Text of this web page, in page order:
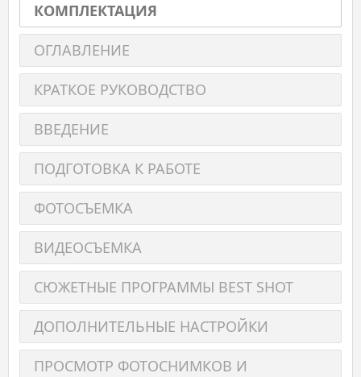
КОМПЛЕКТАЦИЯ
ОГЛАВЛЕНИЕ
КРАТКОЕ РУКОВОДСТВО
ВВЕДЕНИЕ
ПОДГОТОВКА К РАБОТЕ
ФОТОСЪЕМКА
ВИДЕОСЪЕМКА
СЮЖЕТНЫЕ ПРОГРАММЫ BEST SHOT
ДОПОЛНИТЕЛЬНЫЕ НАСТРОЙКИ
ПРОСМОТР ФОТОСНИМКОВ И